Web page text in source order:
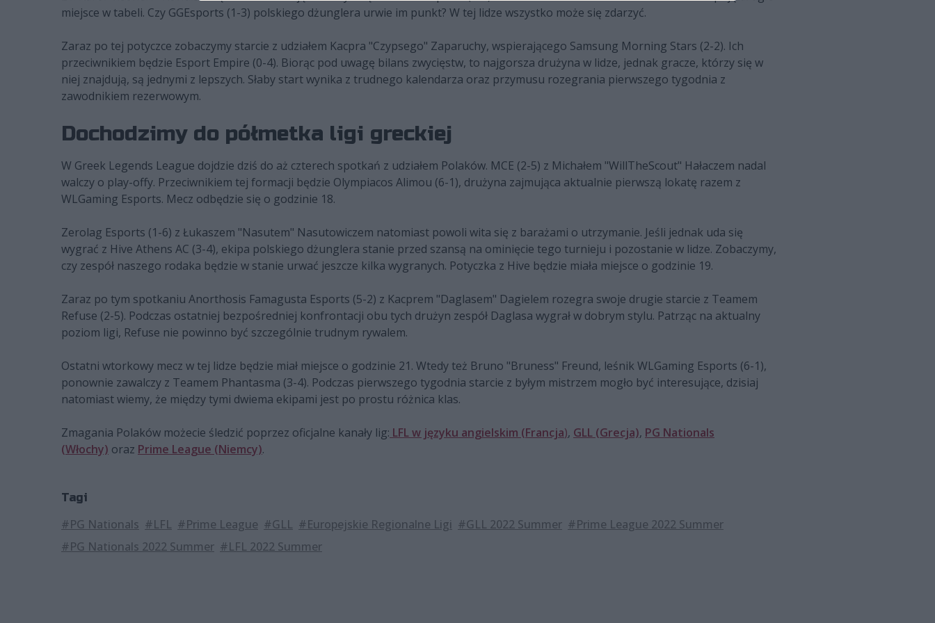
miejsce w tabeli. Czy GGEsports (1-3) polskiego dżunglera urwie im punkt? W tej lidze wszystko może się zdarzyć.
Zaraz po tej potyczce zobaczymy starcie z udziałem Kacpra "Czypsego" Zaparuchy, wspierającego Samsung Morning Stars (2-2). Ich
przeciwnikiem będzie Esport Empire (0-4). Biorąc pod uwagę bilans zwycięstw, to najgorsza drużyna w lidze, jednak gracze, którzy się w
niej znajdują, są jednymi z lepszych. Słaby start wynika z trudnego kalendarza oraz przymusu rozegrania pierwszego tygodnia z
zawodnikiem rezerwowym.
Dochodzimy do półmetka ligi greckiej
W Greek Legends League dojdzie dziś do aż czterech spotkań z udziałem Polaków. MCE (2-5) z Michałem "WillTheScout" Hałaczem nadal
walczy o play-offy. Przeciwnikiem tej formacji będzie Olympiacos Alimou (6-1), drużyna zajmująca aktualnie pierwszą lokatę razem z
WLGaming Esports. Mecz odbędzie się o godzinie 18.
Zerolag Esports (1-6) z Łukaszem "Nasutem" Nasutowiczem natomiast powoli wita się z barażami o utrzymanie. Jeśli jednak uda się
wygrać z Hive Athens AC (3-4), ekipa polskiego dżunglera stanie przed szansą na ominięcie tego turnieju i pozostanie w lidze. Zobaczymy,
czy zespół naszego rodaka będzie w stanie urwać jeszcze kilka wygranych. Potyczka z Hive będzie miała miejsce o godzinie 19.
Zaraz po tym spotkaniu Anorthosis Famagusta Esports (5-2) z Kacprem "Daglasem" Dagielem rozegra swoje drugie starcie z Teamem
Refuse (2-5). Podczas ostatniej bezpośredniej konfrontacji obu tych drużyn zespół Daglasa wygrał w dobrym stylu. Patrząc na aktualny
poziom ligi, Refuse nie powinno być szczególnie trudnym rywalem.
Ostatni wtorkowy mecz w tej lidze będzie miał miejsce o godzinie 21. Wtedy też Bruno "Bruness" Freund, leśnik WLGaming Esports (6-1),
ponownie zawalczy z Teamem Phantasma (3-4). Podczas pierwszego tygodnia starcie z byłym mistrzem mogło być interesujące, dzisiaj
natomiast wiemy, że między tymi dwiema ekipami jest po prostu różnica klas.
Zmagania Polaków możecie śledzić poprzez oficjalne kanały lig: LFL w języku angielskim (Francja), GLL (Grecja), PG Nationals
(Włochy) oraz Prime League (Niemcy).
Tagi
#PG Nationals #LFL #Prime League #GLL #Europejskie Regionalne Ligi #GLL 2022 Summer #Prime League 2022 Summer
#PG Nationals 2022 Summer #LFL 2022 Summer